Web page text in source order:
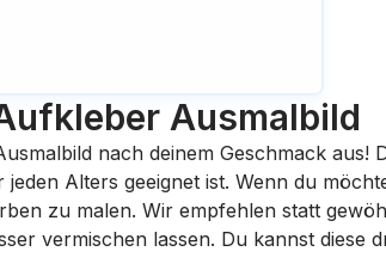
Ausmalbild
nach deinem Geschmack aus!
jeden Alters geeignet ist. Wenn du
zu malen. Wir empfehlen statt
vermischen lassen. Du kannst